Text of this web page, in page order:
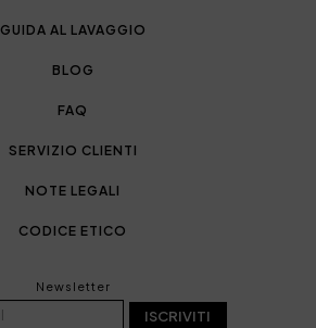
GUIDA AL LAVAGGIO
BLOG
FAQ
SERVIZIO CLIENTI
NOTE LEGALI
CODICE ETICO
Newsletter
ISCRIVITI